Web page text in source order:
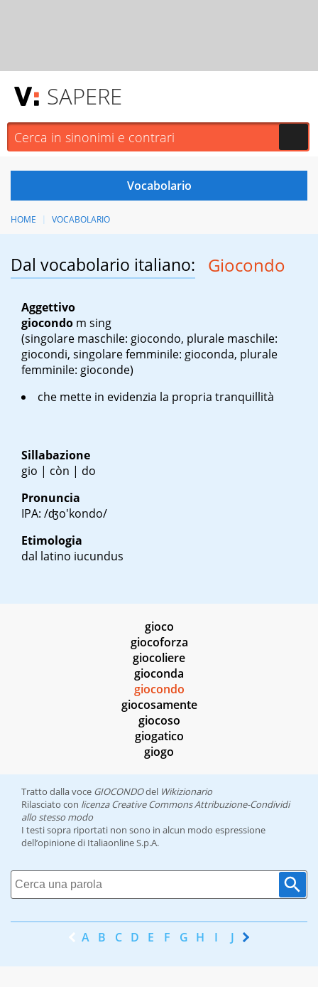
SAPERE
HOME VOCABOLARIO
Dal vocabolario italiano: Giocondo
Aggettivo
giocondo m sing
(singolare maschile: giocondo, plurale maschile:
giocondi, singolare femminile: gioconda, plurale
femminile: gioconde)
che mette in evidenzia la propria tranquillità
Sillabazione
gio | còn | do
Pronuncia
IPA: /ʤo'kondo/
Etimologia
dal latino iucundus
gioco
giocoforza
giocoliere
gioconda
giocondo
giocosamente
giocoso
giogatico
giogo
Tratto dalla voce GIOCONDOdel Wikizionario
Rilasciato con licenza Creative Commons Attribuzione-Condividi
allo stesso modo
I testi sopra riportati non sono in alcun modo espressione
dell’opinione di Italiaonline S.p.A.
A B C D E F G H I J K